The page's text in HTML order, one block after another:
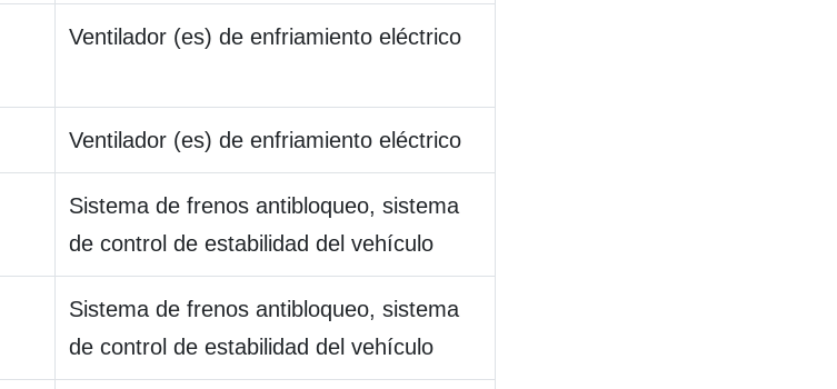
Ventilador (es) de enfriamiento eléctrico
Ventilador (es) de enfriamiento eléctrico
Sistema de frenos antibloqueo, sistema
de control de estabilidad del vehículo
Sistema de frenos antibloqueo, sistema
de control de estabilidad del vehículo